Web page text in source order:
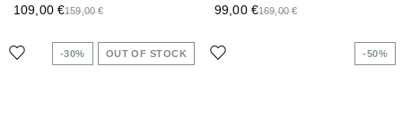
159,00€
109,00 € 169,00€
99,00 €
-30% OUT OF STOCK -50%